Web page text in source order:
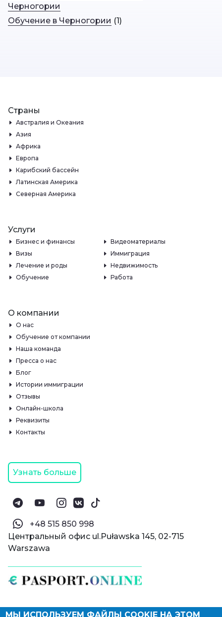
Черногории
Обучение в Черногории (1)
Страны
Австралия и Океания
Азия
Африка
Европа
Карибский бассейн
Латинская Америка
Северная Америка
Услуги
Бизнес и финансы
Видеоматериалы
Визы
Иммиграция
Лечение и роды
Недвижимость
Обучение
Работа
О компании
О нас
Обучение от компании
Наша команда
Пресса о нас
Блог
Истории иммиграции
Отзывы
Онлайн-школа
Реквизиты
Контакты
Узнать больше
‪+48 515 850 998‬
Центральный офис ul.Puławska 145, 02-715
Warszawa
МЫ ИСПОЛЬЗУЕМ ФАЙЛЫ COOKIE НА ЭТОМ